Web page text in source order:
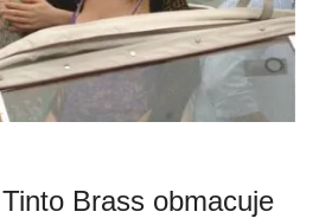
Brass obmacuje